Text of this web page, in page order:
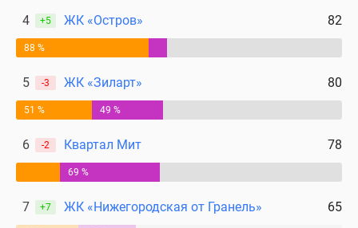
4 +5 ЖК «Остров» 82
88 %
5 -3 ЖК «Зиларт» 80
51 % 49 %
6 -2 Квартал Мит 78
69 %
7 +7 ЖК «Нижегородская от Гранель» 65